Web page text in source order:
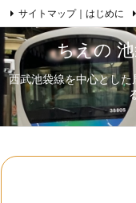
ちえの
西武池袋線を中心とした
サイトマップ｜はじめに
日本酒 歌舞伎 自己